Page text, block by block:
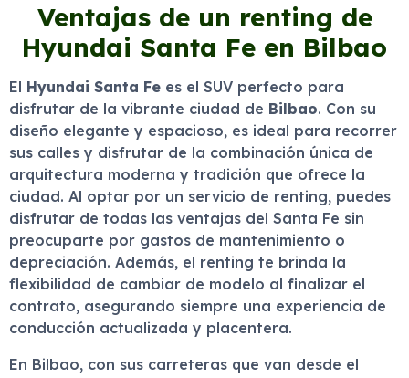
Ventajas de un renting de
Hyundai Santa Fe en Bilbao
El Hyundai Santa Fe es el SUV perfecto para
disfrutar de la vibrante ciudad de Bilbao. Con su
diseño elegante y espacioso, es ideal para recorrer
sus calles y disfrutar de la combinación única de
arquitectura moderna y tradición que ofrece la
ciudad. Al optar por un servicio de renting, puedes
disfrutar de todas las ventajas del Santa Fe sin
preocuparte por gastos de mantenimiento o
depreciación. Además, el renting te brinda la
flexibilidad de cambiar de modelo al finalizar el
contrato, asegurando siempre una experiencia de
conducción actualizada y placentera.
En Bilbao, con sus carreteras que van desde el